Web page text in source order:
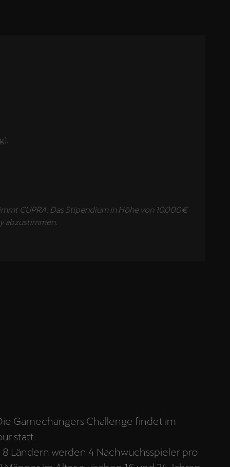
CUPRA. Das Stipendium in Höhe von 10.000€
abzustimmen.
Gamechangers Challenge findet im
statt.
Ländern werden 4 Nachwuchsspieler pro